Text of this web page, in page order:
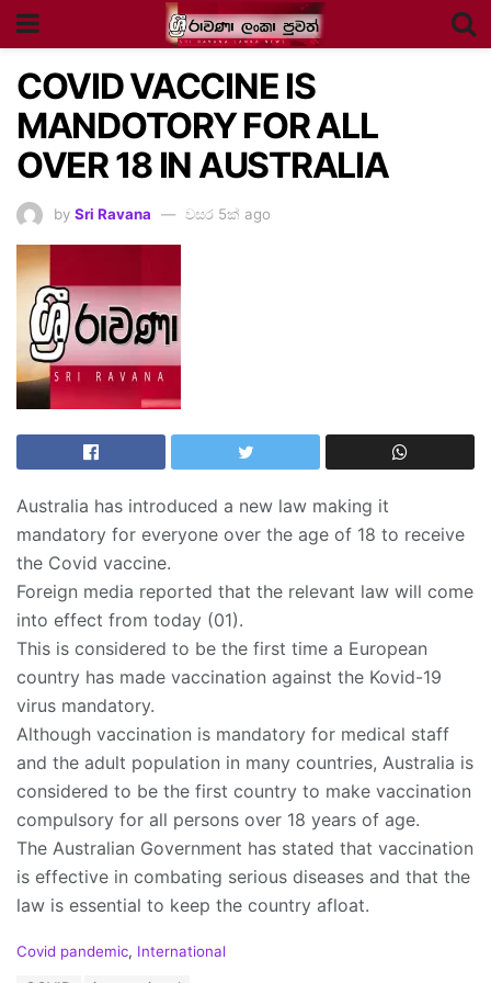
COVID VACCINE IS
MANDOTORY FOR ALL
OVER 18 IN AUSTRALIA
by Sri Ravana වසර 5ක් ago
Australia has introduced a new law making it
mandatory for everyone over the age of 18 to receive
the Covid vaccine.
Foreign media reported that the relevant law will come
into effect from today (01).
This is considered to be the first time a European
country has made vaccination against the Kovid-19
virus mandatory.
Although vaccination is mandatory for medical staff
and the adult population in many countries, Australia is
considered to be the first country to make vaccination
compulsory for all persons over 18 years of age.
The Australian Government has stated that vaccination
is effective in combating serious diseases and that the
law is essential to keep the country afloat.
C
Covid pandemic, International